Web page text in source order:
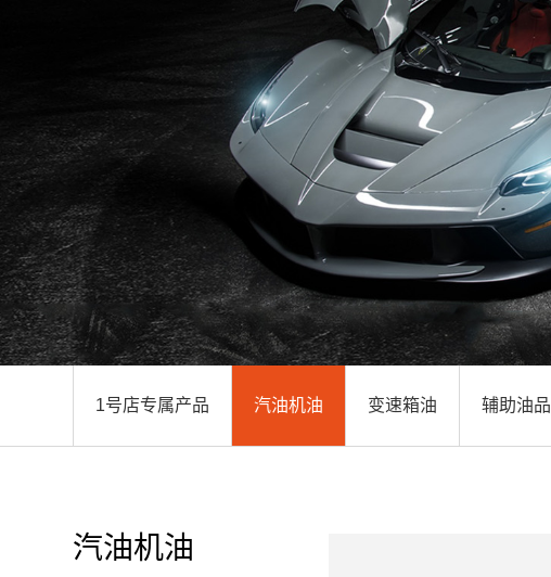
1号店专属产品 汽油机油 变速箱油 辅助油品
汽油机油